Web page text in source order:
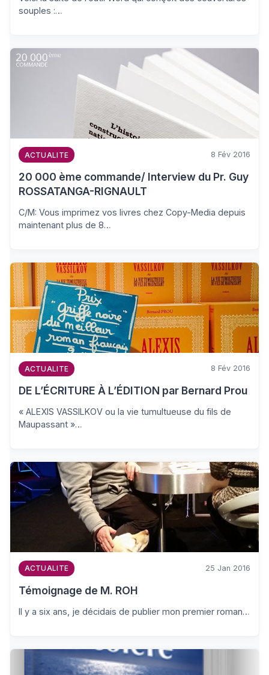
souples :…
ACTUALITE 8 Fév 2016
20 000 ème commande/ Interview du Pr. Guy
ROSSATANGA-RIGNAULT
C/M: Vous imprimez vos livres chez Copy-Media depuis
maintenant plus de 8…
ACTUALITE 8 Fév 2016
DE L’ÉCRITURE À L’ÉDITION par Bernard Prou
« ALEXIS VASSILKOV ou la vie tumultueuse du fils de
Maupassant »…
ACTUALITE 25 Jan 2016
Témoignage de M. ROH
Il y a six ans, je décidais de publier mon premier roman…